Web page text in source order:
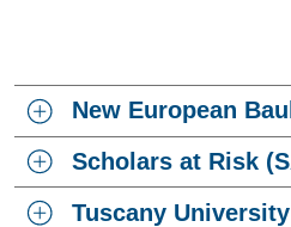
New European
Scholars at Risk
Tuscany